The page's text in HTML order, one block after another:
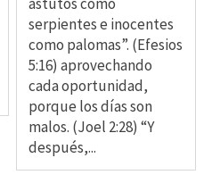
serpientes e inocentes
como palomas”. (Efesios
5:16) aprovechando
cada oportunidad,
porque los días son
malos. (Joel 2:28) “Y
después,...